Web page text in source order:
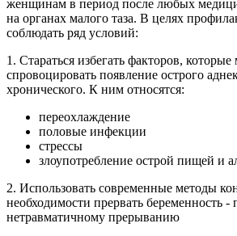
женщинам в период после любых
на органах малого таза. В целях
соблюдать ряд условий:
1. Стараться избегать факторов, которые
спровоцировать появление острого
хронического. К ним относятся:
переохлаждение
половые инфекции
стрессы
злоупотребление острой пищей и
2. Использовать современные методы
необходимости прервать беременность -
нетравматичному прерыванию